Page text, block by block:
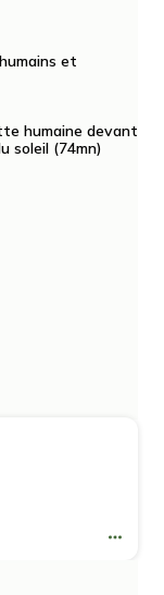
et
humaine devant
soleil (74mn)